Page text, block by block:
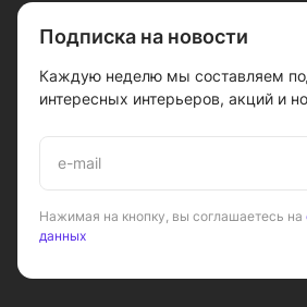
Подписка на новости
Каждую неделю мы составляем
интересных интерьеров, акций и
Нажимая на кнопку, вы соглашаетесь на
данных